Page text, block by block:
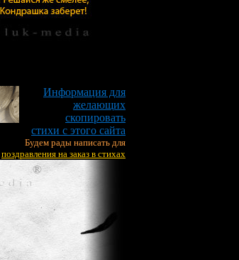
Информация для
желающих
скопировать
стихи с этого сайта
Будем рады написать для
поздравления на заказ в стихах